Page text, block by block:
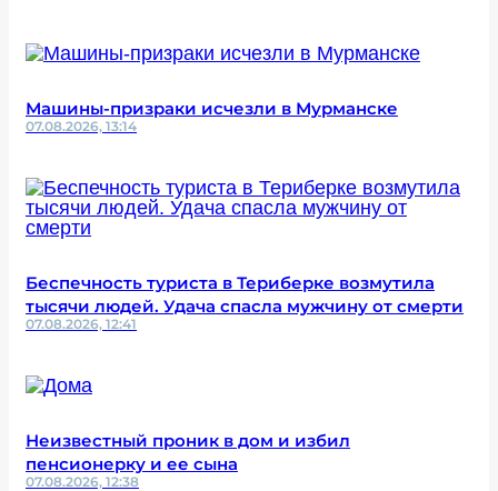
Машины-призраки исчезли в Мурманске
07.08.2026, 13:14
Беспечность туриста в Териберке возмутила
тысячи людей. Удача спасла мужчину от смерти
07.08.2026, 12:41
Неизвестный проник в дом и избил
пенсионерку и ее сына
07.08.2026, 12:38